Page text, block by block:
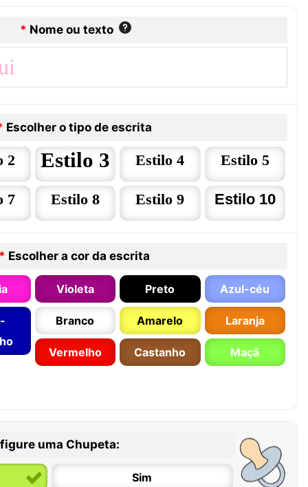
* Nome ou texto
Escolher o tipo de escrita
2 Estilo 3 Estilo 4 Estilo 5
7 Estilo 8 Estilo 9 Estilo 10
Escolher a cor da escrita
Violeta Preto Azul-céu
Branco Amarelo Laranja
Vermelho Castanho Maçã
uma Chupeta:
Sim